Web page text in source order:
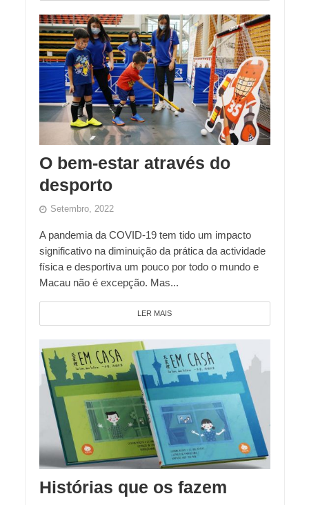
O bem-estar através do
desporto
Setembro, 2022
A pandemia da COVID-19 tem tido um impacto
significativo na diminuição da prática da actividade
física e desportiva um pouco por todo o mundo e
Macau não é excepção. Mas...
LER MAIS
Histórias que os fazem